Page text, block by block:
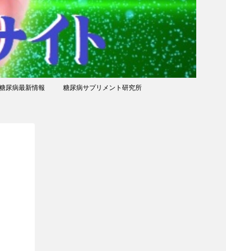
尿病最新情報 糖尿病サプリメント研究所